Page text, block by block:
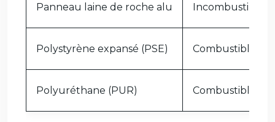
Panneau laine de roche alu Incombustible
Polystyrène expansé (PSE) Combustible
Polyuréthane (PUR) Combustible